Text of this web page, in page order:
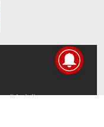
directamente en